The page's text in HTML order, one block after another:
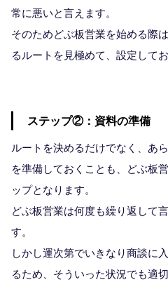
常に悪いと言えます。
そのためどぶ板営業を始める際
るルートを見極めて、設定して
ステップ②：資料の準備
ルートを決めるだけでなく、あ
を準備しておくことも、どぶ板
ップとなります。
どぶ板営業は何度も繰り返して
す。
しかし運次第でいきなり商談に
るため、そういった状況でも適